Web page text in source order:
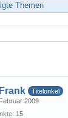
Themen
Titelonkel
2009
15